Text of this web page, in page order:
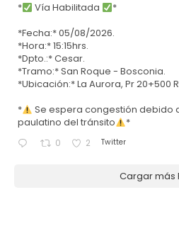
* Vía Habilitada
*
*Fecha:* 05/08/2026.
*Hora:* 15:15hrs.
*Dpto.:* Cesar.
*Tramo:* San Roque - Bosconia.
*Ubicación:* La Aurora, Pr 20+500
*
Se espera congestión debido
paulatino del tránsito
*
0 2 Twitter
Cargar más